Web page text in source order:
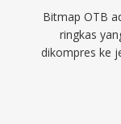
Bitmap OTB
ringkas
dikompres ke